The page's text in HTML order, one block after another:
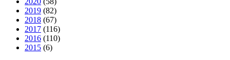
2019 (82)
2018 (67)
2017 (116)
2016 (110)
2015 (6)